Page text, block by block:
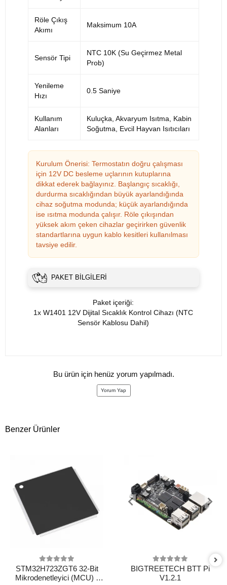
Röle Çıkış
Akımı
Maksimum 10A
Sensör Tipi
NTC 10K (Su Geçirmez Metal
Prob)
Yenileme
Hızı
0.5 Saniye
Kullanım
Alanları
Kuluçka, Akvaryum Isıtma, Kabin
Soğutma, Evcil Hayvan Isıtıcıları
Kurulum Önerisi: Termostatın doğru çalışması
için 12V DC besleme uçlarının kutuplarına
dikkat ederek bağlayınız. Başlangıç sıcaklığı,
durdurma sıcaklığından büyük ayarlandığında
cihaz soğutma modunda; küçük ayarlandığında
ise ısıtma modunda çalışır. Röle çıkışından
yüksek akım çeken cihazlar geçirirken güvenlik
standartlarına uygun kablo kesitleri kullanılması
tavsiye edilir.
PAKET BILGILERI
Paket içeriği:
1x W1401 12V Dijital Sıcaklık Kontrol Cihazı (NTC
Sensör Kablosu Dahil)
Bu ürün için henüz yorum yapılmadı.
Yorum Yap
Benzer Ürünler
STM32H723ZGT6 32-Bit
Mikrodenetleyici (MCU) -
BIGTREETECH BTT Pi
V1.2.1